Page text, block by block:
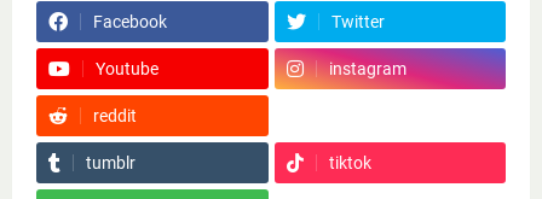
Facebook Twitter
Youtube instagram
reddit
tumblr tiktok